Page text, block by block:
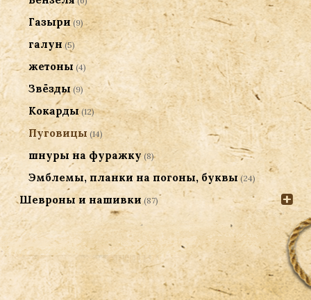
Газыри (9)
галун (5)
жетоны (4)
Звёзды (9)
Кокарды (12)
Пуговицы (14)
шнуры на фуражку (8)
Эмблемы, планки на погоны, буквы (24)
Шевроны и нашивки (87)